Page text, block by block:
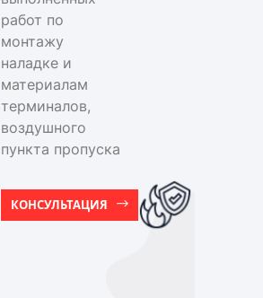
работ по
монтажу
наладке и
материалам
терминалов,
воздушного
пункта пропуска
КОНСУЛЬТАЦИЯ